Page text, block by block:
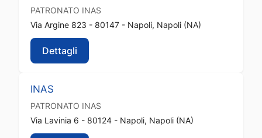
PATRONATO INAS
Via Argine 823 - 80147 - Napoli, Napoli (NA)
Dettagli
INAS
PATRONATO INAS
Via Lavinia 6 - 80124 - Napoli, Napoli (NA)